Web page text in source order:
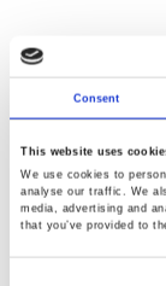
Consent
This website uses
We use cookies to
analyse our traffic. We
media, advertising and
that you’ve provided to
產品應用